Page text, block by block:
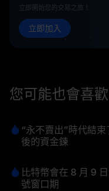
立即開始您的交易之旅！
立即加入
您可能也會喜歡
“永不賣出”時代結
後的資金鍊
比特幣會在 8 月 9
號窗口期